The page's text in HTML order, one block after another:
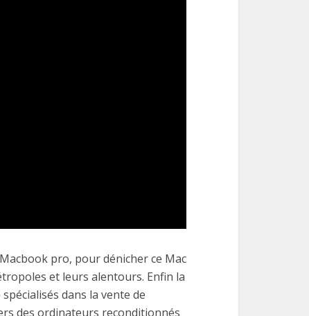
pro, pour dénicher ce Mac
et leurs alentours. Enfin la
dans la vente de
des ordinateurs reconditionnés